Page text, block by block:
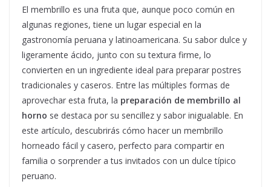
El membrillo es una fruta que, aunque poco común en
algunas regiones, tiene un lugar especial en la
gastronomía peruana y latinoamericana. Su sabor dulce y
ligeramente ácido, junto con su textura firme, lo
convierten en un ingrediente ideal para preparar postres
tradicionales y caseros. Entre las múltiples formas de
aprovechar esta fruta, la preparación de membrillo al
horno se destaca por su sencillez y sabor inigualable. En
este artículo, descubrirás cómo hacer un membrillo
horneado fácil y casero, perfecto para compartir en
familia o sorprender a tus invitados con un dulce típico
peruano.